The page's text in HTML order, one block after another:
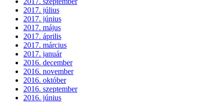
2017. július
2017. június
2017. május
2017. április
2017. március
2017. január
2016. december
2016. november
2016. október
2016. szeptember
2016. június